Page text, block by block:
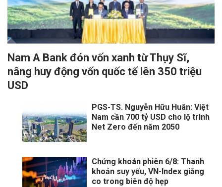
Nam A Bank đón vốn xanh từ Thụy Sĩ,
nâng huy động vốn quốc tế lên 350 triệu
USD
PGS-TS. Nguyễn Hữu Huân: Việt
Nam cần 700 tỷ USD cho lộ trình
Net Zero đến năm 2050
Chứng khoán phiên 6/8: Thanh
khoản suy yếu, VN-Index giằng
co trong biên độ hẹp